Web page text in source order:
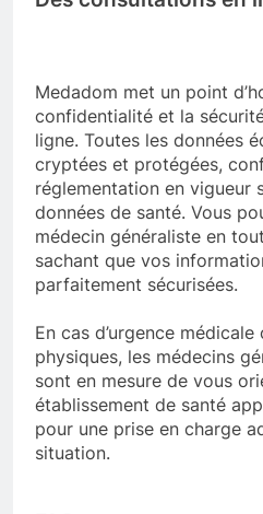
Medadom met un point
confidentialité et la
ligne. Toutes les données
cryptées et protégées,
réglementation en vigueur
données de santé. Vous
médecin généraliste en
sachant que vos
parfaitement sécurisées.
En cas d’urgence
physiques, les médecins
sont en mesure de vous
établissement de santé
pour une prise en charge
situation.